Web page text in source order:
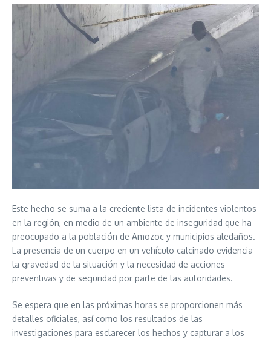
Este hecho se suma a la creciente lista de incidentes violentos
en la región, en medio de un ambiente de inseguridad que ha
preocupado a la población de Amozoc y municipios aledaños.
La presencia de un cuerpo en un vehículo calcinado evidencia
la gravedad de la situación y la necesidad de acciones
preventivas y de seguridad por parte de las autoridades.
Se espera que en las próximas horas se proporcionen más
detalles oficiales, así como los resultados de las
investigaciones para esclarecer los hechos y capturar a los